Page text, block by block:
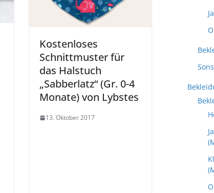
Kostenloses
Schnittmuster für
das Halstuch
„Sabberlatz“ (Gr. 0-4
Monate) von Lybstes
13. Oktober 2017